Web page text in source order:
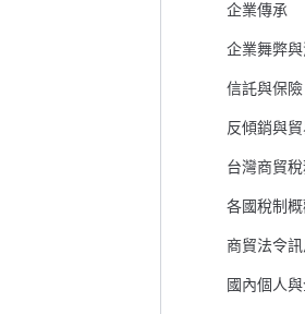
企業傳承
企業舞弊與
信託與保險
反傾銷與
台灣商貿
各國稅制概
商貿法令訊
國內個人